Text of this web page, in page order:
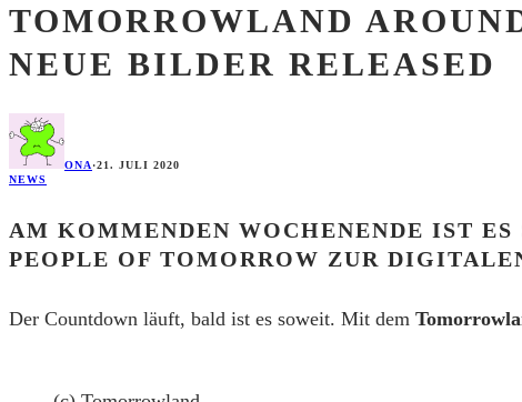
TOMORROWLAND
NEUE BILDER RELEASED
ONA·21. JULI 2020
NEWS
AM KOMMENDEN WOCHENENDE IST
PEOPLE OF TOMORROW ZUR
Der Countdown läuft, bald ist es soweit. Mit dem